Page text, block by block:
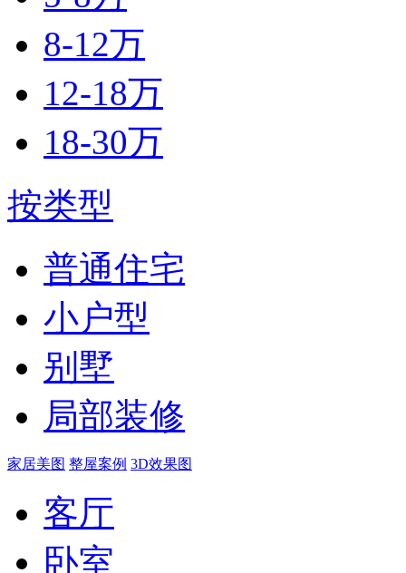
8-12万
12-18万
18-30万
按类型
普通住宅
小户型
别墅
局部装修
家居美图 整屋案例 3D效果图
客厅
卧室